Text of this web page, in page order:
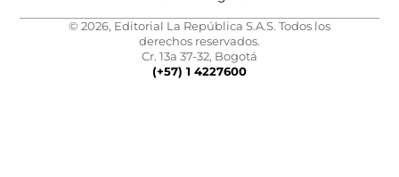
© 2026, Editorial La República S.A.S. Todos los
derechos reservados.
Cr. 13a 37-32, Bogotá
(+57) 1 4227600